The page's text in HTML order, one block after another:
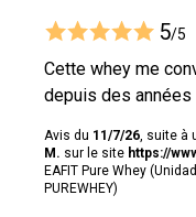
5/5
Cette whey me
depuis des années
Avis du 11/7/26 , suite à
M. sur le site https://
EAFIT Pure Whey
PUREWHEY)